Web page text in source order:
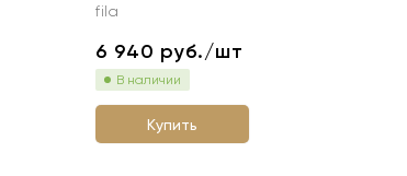
fila
6 940 руб./шт
В наличии
Купить